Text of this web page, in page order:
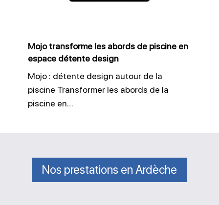
détente
Mojo transforme les abords de piscine en
espace détente design
Mojo : détente design autour de la
piscine Transformer les abords de la
piscine en…
Nos prestations en Ardèche